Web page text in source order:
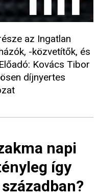
az Ingatlan
-közvetítők, és
Kovács Tibor
díjnyertes
napi
így